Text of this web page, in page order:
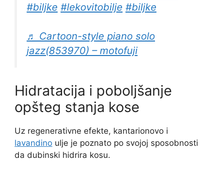
#biljke #lekovitobilje #biljke
♬ Cartoon-style piano solo
jazz(853970) – motofuji
Hidratacija i poboljšanje
opšteg stanja kose
Uz regenerativne efekte, kantarionovo i
lavandino ulje je poznato po svojoj sposobnosti
da dubinski hidrira kosu.